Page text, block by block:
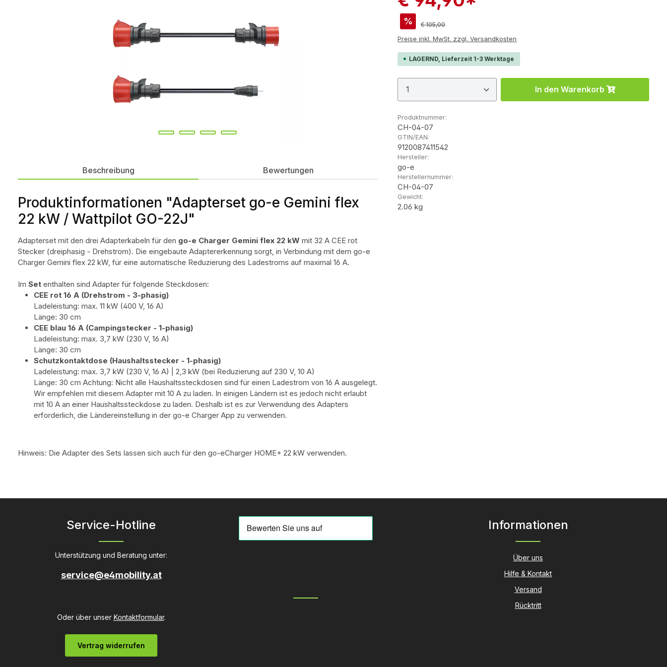
% Regulärer Preis:
€ 105,00
Preise inkl. MwSt. zzgl. Versandkosten
LAGERND, Lieferzeit 1-3 Werktage
Produkt Anzahl: Gib den gewünschten Wert
In den Warenkorb
Produktnummer:
CH-04-07
GTIN/EAN:
9120087411542
Hersteller:
go-e
Herstellernummer:
CH-04-07
Gewicht:
2.06 kg
Beschreibung Bewertungen
Produktinformationen "Adapterset go-e Gemini flex
22 kW / Wattpilot GO-22J"
Adapterset mit den drei Adapterkabeln für den go-e Charger Gemini flex 22 kW mit 32 A CEE rot
Stecker (dreiphasig - Drehstrom). Die eingebaute Adaptererkennung sorgt, in Verbindung mit dem go-e
Charger Gemini flex 22 kW, für eine automatische Reduzierung des Ladestroms auf maximal 16 A.
Im Set enthalten sind Adapter für folgende Steckdosen:
CEE rot 16 A (Drehstrom - 3-phasig)
Ladeleistung: max. 11 kW (400 V, 16 A)
Länge: 30 cm
CEE blau 16 A (Campingstecker - 1-phasig)
Ladeleistung: max. 3,7 kW (230 V, 16 A)
Länge: 30 cm
Schutzkontaktdose (Haushaltsstecker - 1-phasig)
Ladeleistung: max. 3,7 kW (230 V, 16 A) | 2,3 kW (bei Reduzierung auf 230 V, 10 A)
Länge: 30 cm Achtung: Nicht alle Haushaltssteckdosen sind für einen Ladestrom von 16 A ausgelegt.
Wir empfehlen mit diesem Adapter mit 10 A zu laden. In einigen Ländern ist es jedoch nicht erlaubt
mit 10 A an einer Haushaltssteckdose zu laden. Deshalb ist es zur Verwendung des Adapters
erforderlich, die Ländereinstellung in der go-e Charger App zu verwenden.
Hinweis: Die Adapter des Sets lassen sich auch für den go-eCharger HOME+ 22 kW verwenden.
Service-Hotline
Unterstützung und Beratung unter:
service@e4mobility.at
Oder über unser Kontaktformular.
Vertrag widerrufen
Informationen
Über uns
Hilfe & Kontakt
Versand
Rücktritt